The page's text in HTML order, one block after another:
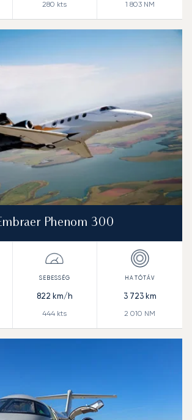
280 kts 1 803NM
Phenom 300
822 km/h
444 kts
3 723km
2 010 NM